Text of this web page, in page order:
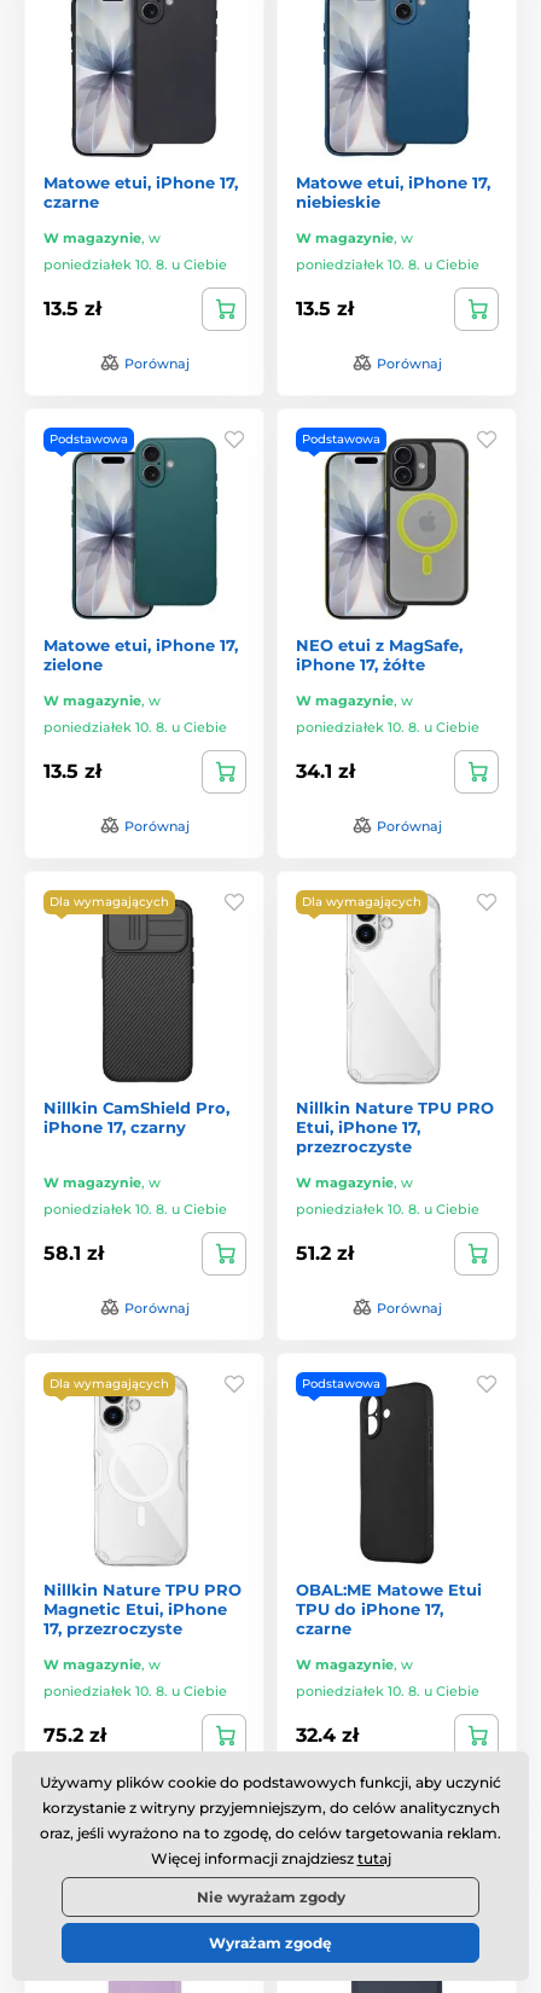
Matowe etui, iPhone 17,
czarne
W magazynie, w
poniedziałek 10. 8. u Ciebie
13.5 zł
Porównaj
Matowe etui, iPhone 17,
niebieskie
W magazynie, w
poniedziałek 10. 8. u Ciebie
13.5 zł
Porównaj
Podstawowa
Matowe etui, iPhone 17,
zielone
W magazynie, w
poniedziałek 10. 8. u Ciebie
13.5 zł
Porównaj
Podstawowa
NEO etui z MagSafe,
iPhone 17, żółte
W magazynie, w
poniedziałek 10. 8. u Ciebie
34.1 zł
Porównaj
Dla wymagających
Nillkin CamShield Pro,
iPhone 17, czarny
W magazynie, w
poniedziałek 10. 8. u Ciebie
58.1 zł
Porównaj
Dla wymagających
Nillkin Nature TPU PRO
Etui, iPhone 17,
przezroczyste
W magazynie, w
poniedziałek 10. 8. u Ciebie
51.2 zł
Porównaj
Dla wymagających
Nillkin Nature TPU PRO
Magnetic Etui, iPhone
17, przezroczyste
W magazynie, w
poniedziałek 10. 8. u Ciebie
75.2 zł
Porównaj
Podstawowa
OBAL:ME Matowe Etui
TPU do iPhone 17,
czarne
W magazynie, w
poniedziałek 10. 8. u Ciebie
32.4 zł
Porównaj
Podstawowa
Używamy plików cookie do podstawowych funkcji, aby uczynić
korzystanie z witryny przyjemniejszym, do celów analitycznych
oraz, jeśli wyrażono na to zgodę, do celów targetowania reklam.
Więcej informacji znajdziesz tutaj
Nie wyrażam zgody
Wyrażam zgodę